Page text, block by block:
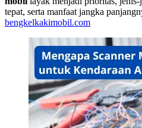
tepat, serta manfaat jangka
bengkelkakimobil.com